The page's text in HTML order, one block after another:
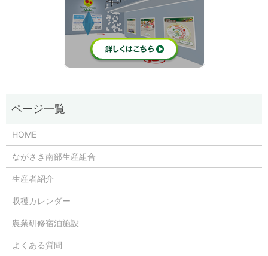
HOME
ながさき南部生産組合
生産者紹介
収穫カレンダー
農業研修宿泊施設
よくある質問